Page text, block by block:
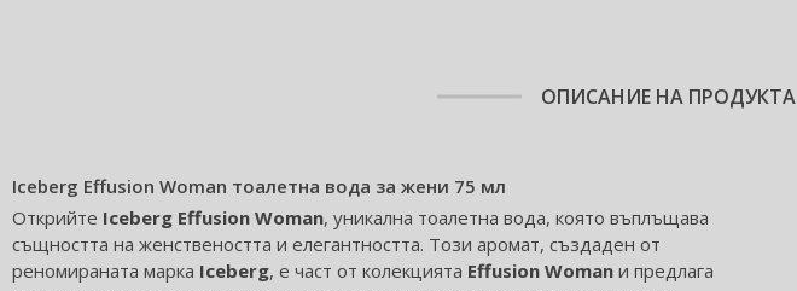
ОПИСАНИЕ НА ПРОДУКТА
Iceberg Effusion Woman тоалетна вода за жени 75 мл
Открийте Iceberg Effusion Woman, уникална тоалетна вода, която въплъщава
същността на женствеността и елегантността. Този аромат, създаден от
реномираната марка Iceberg, е част от колекцията Effusion Woman и предлага